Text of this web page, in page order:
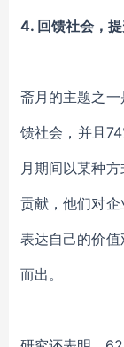
4. 回馈社会，
斋月的主题之
馈社会，并且
月期间以某种
贡献，他们对
表达自己的价
而出。